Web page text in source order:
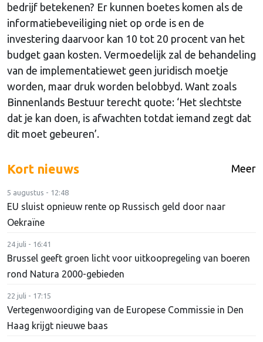
bedrijf betekenen? Er kunnen boetes komen als de
informatiebeveiliging niet op orde is en de
investering daarvoor kan 10 tot 20 procent van het
budget gaan kosten. Vermoedelijk zal de behandeling
van de implementatiewet geen juridisch moetje
worden, maar druk worden belobbyd. Want zoals
Binnenlands Bestuur terecht quote: ‘Het slechtste
dat je kan doen, is afwachten totdat iemand zegt dat
dit moet gebeuren’.
Kort nieuws Meer
5 augustus - 12:48
EU sluist opnieuw rente op Russisch geld door naar
Oekraïne
24 juli - 16:41
Brussel geeft groen licht voor uitkoopregeling van boeren
rond Natura 2000-gebieden
22 juli - 17:15
Vertegenwoordiging van de Europese Commissie in Den
Haag krijgt nieuwe baas